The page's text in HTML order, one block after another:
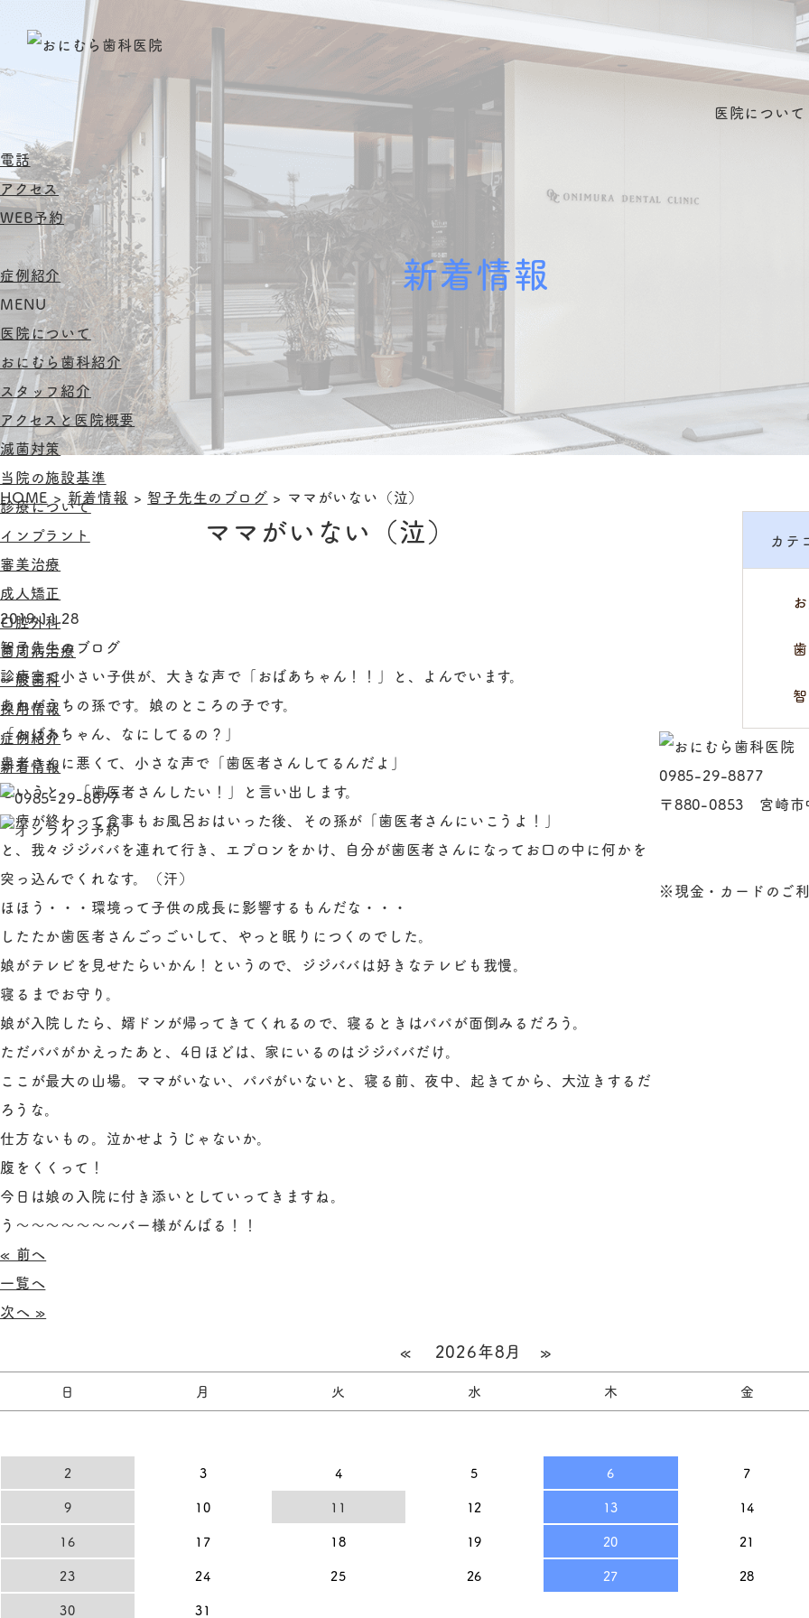
医院について
電話
アクセス
WEB予約
症例紹介
MENU
医院について
おにむら歯科紹介
スタッフ紹介
アクセスと医院概要
滅菌対策
当院の施設基準
診療について
インプラント
審美治療
成人矯正
口腔外科
歯周病治療
一般歯科
採用情報
症例紹介
新着情報
新着情報
HOME > 新着情報 > 智子先生のブログ > ママがいない（泣）
ママがいない（泣）
2019.11.28
智子先生のブログ
診療室で小さい子供が、大きな声で「おばあちゃん！！」と、よんでいます。
あれがうちの孫です。娘のところの子です。
「おばあちゃん、なにしてるの？」
患者さんに悪くて、小さな声で「歯医者さんしてるんだよ」
というと、「歯医者さんしたい！」と言い出します。
診療が終わって食事もお風呂おはいった後、その孫が「歯医者さんにいこうよ！」
と、我々ジジババを連れて行き、エプロンをかけ、自分が歯医者さんになってお口の中に何かを
突っ込んでくれなす。（汗）
ほほう・・・環境って子供の成長に影響するもんだな・・・
したたか歯医者さんごっごいして、やっと眠りにつくのでした。
娘がテレビを見せたらいかん！というので、ジジババは好きなテレビも我慢。
寝るまでお守り。
娘が入院したら、婿ドンが帰ってきてくれるので、寝るときはパパが面倒みるだろう。
ただパパがかえったあと、4日ほどは、家にいるのはジジババだけ。
ここが最大の山場。ママがいない、パパがいないと、寝る前、夜中、起きてから、大泣きするだ
ろうな。
仕方ないもの。泣かせようじゃないか。
腹をくくって！
今日は娘の入院に付き添いとしていってきますね。
う～～～～～～～バー様がんばる！！
« 前へ
一覧へ
次へ »
カテ
0985-29-8877
〒880-0853 宮崎市
※現金・カードのご利
« 2026年8月 »
日 月 火 水 木 金
2
3 4 5 6 7
9
10 11 12 13 14
16
17 18 19 20 21
23
24 25 26 27 28
30
31